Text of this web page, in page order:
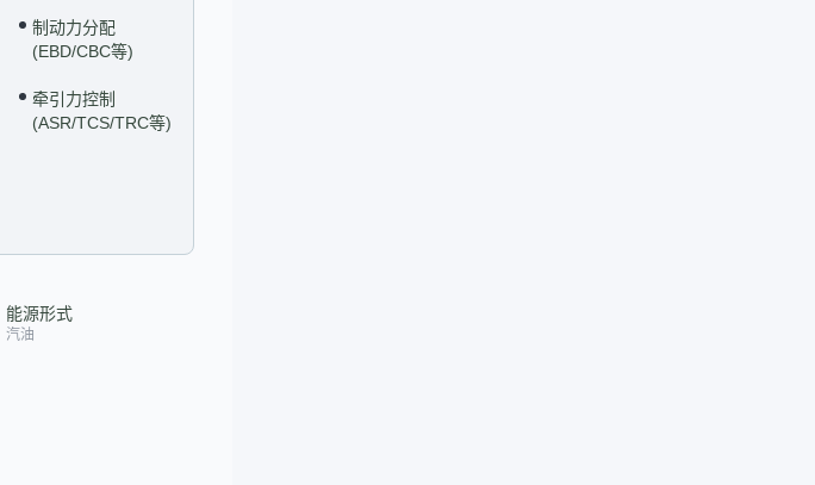
制动力分配
(EBD/CBC等)
牵引力控制
(ASR/TCS/TRC等)
能源形式
汽油